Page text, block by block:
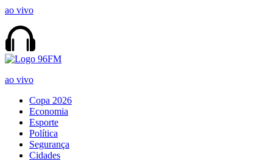
ao vivo
ao vivo
Copa 2026
Economia
Esporte
Política
Segurança
Cidades